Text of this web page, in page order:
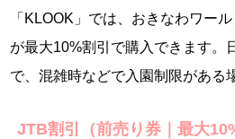
「KLOOK」では、おきなわワー
が最大10%割引で購入できます。
で、混雑時などで入園制限がある
JTB割引（前売り券｜最大